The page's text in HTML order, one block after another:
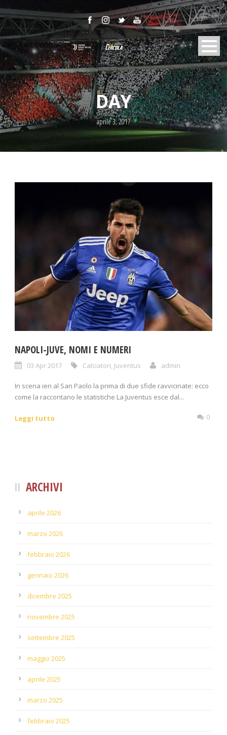
DAY
aprile 3, 2017
NAPOLI-JUVE, NOMI E NUMERI
03 Apr 2017 Calciatori, Juventus admin
In scena ieri al San Paolo la prima di due sfide ravvicinate: ecco
come la raccontano le statistiche La Juventus esce dal...
Leggi tutto 0
ARCHIVI
aprile 2026
marzo 2026
febbraio 2026
gennaio 2026
dicembre 2025
novembre 2025
settembre 2025
maggio 2025
aprile 2025
marzo 2025
febbraio 2025